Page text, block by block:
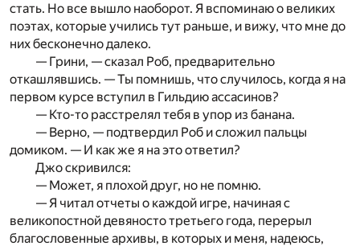
стать. Но все вышло наоборот. Я вспоминаю о великих
поэтах, которые учились тут раньше, и вижу, что мне до
них бесконечно далеко.
— Грини, — сказал Роб, предварительно
откашлявшись. — Ты помнишь, что случилось, когда я на
первом курсе вступил в Гильдию ассасинов?
— Кто-то расстрелял тебя в упор из банана.
— Верно, — подтвердил Роб и сложил пальцы
домиком. — И как же я на это ответил?
Джо скривился:
— Может, я плохой друг, но не помню.
— Я читал отчеты о каждой игре, начиная с
великопостной девяносто третьего года, перерыл
благословенные архивы, в которых и меня, надеюсь,